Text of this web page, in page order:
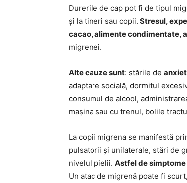
Durerile de cap pot fi de tipul
și la tineri sau copii. Stresul,
cacao, alimente condimentate,
migrenei.
Alte cauze sunt: stările de
adaptare socială, dormitul
consumul de alcool,
mașina sau cu trenul, bolile
La copii migrena se manifestă
pulsatorii și unilaterale, stări de
nivelul pielii. Astfel de
Un atac de migrenă poate fi